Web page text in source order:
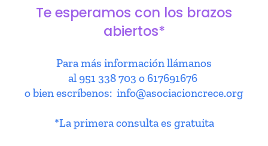
Te esperamos con los brazos
abiertos*
Para más información llámanos
al 951 338 703 o 617691676
o bien escríbenos: info@asociacioncrece.org
*La primera consulta es gratuita